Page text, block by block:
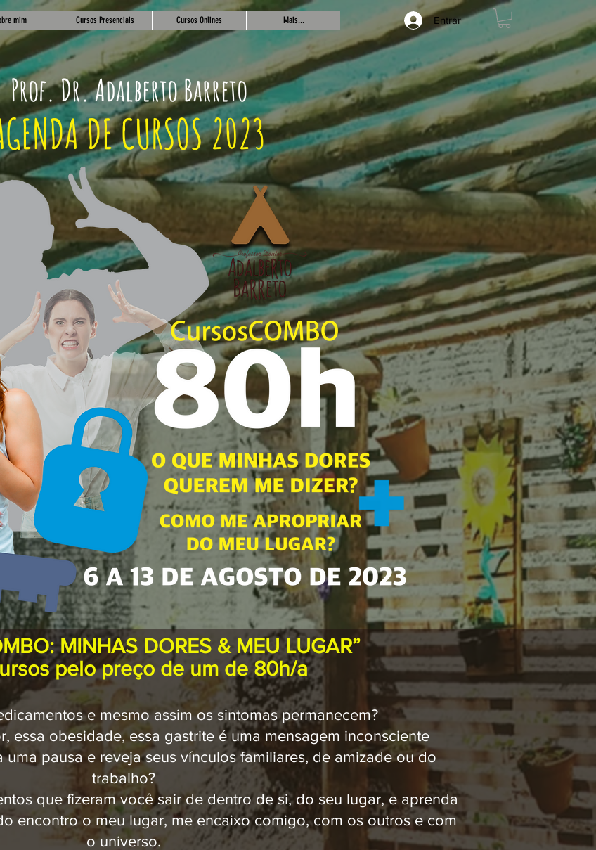
mim Cursos Presenciais Cursos Onlines Mais... Entrar
Prof. Dr. Adalberto Barreto
A DE CURSOS 2023
MINHAS DORES & MEU LUGAR”
pelo preço de um de 80h/a
e mesmo assim os sintomas permanecem?
essa obesidade, essa gastrite é uma mensagem inconsciente
pausa e reveja seus vínculos familiares, de amizade ou do
trabalho?
que fizeram você sair de dentro de si, do seu lugar, e aprenda
encontro o meu lugar, me encaixo comigo, com os outros e com
o universo.